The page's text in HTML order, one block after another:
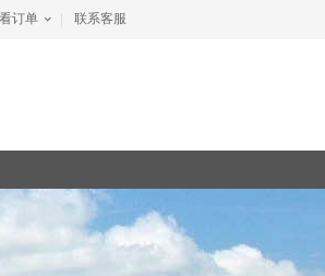
订单 联系客服